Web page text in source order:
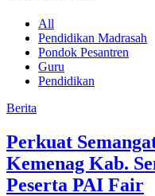
All
Pendidikan Madrasah
Pondok Pesantren
Guru
Pendidikan
Berita
Perkuat
Kemenag Kab.
Peserta PAI Fair